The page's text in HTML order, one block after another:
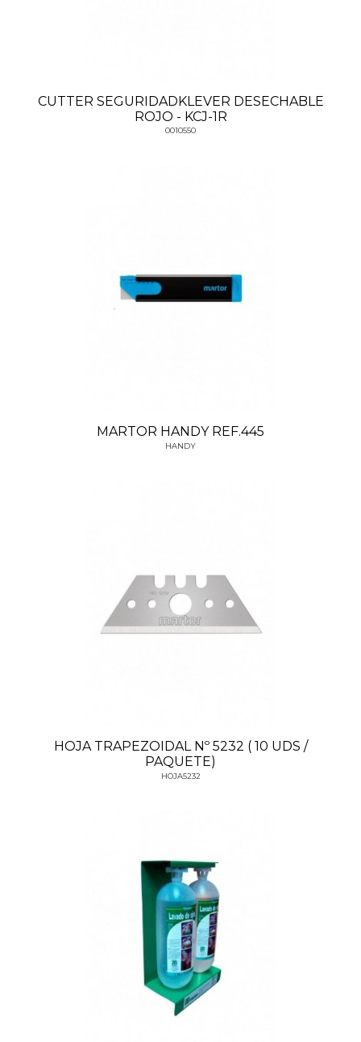
CUTTER SEGURIDADKLEVER DESECHABLE
ROJO - KCJ-1R
0010550
MARTOR HANDY REF.445
HANDY
HOJA TRAPEZOIDAL Nº 5232 ( 10 UDS /
PAQUETE)
HOJA5232